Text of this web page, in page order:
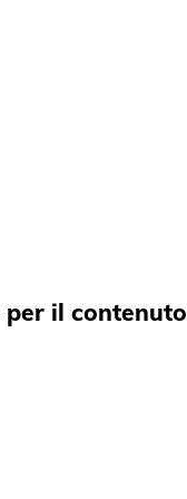
il contenuto